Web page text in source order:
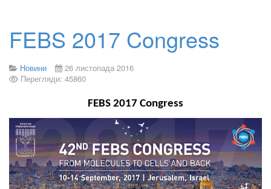
FEBS 2017 Congress
Новини
26 листопада 2016
Перегляди: 45860
FEBS 2017 Congress